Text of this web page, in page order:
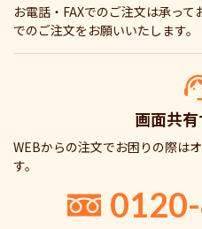
お電話・FAXでのご注文は承っ
でのご注文をお願いいたします。
画面共
WEBからの注文でお困りの際は
す。